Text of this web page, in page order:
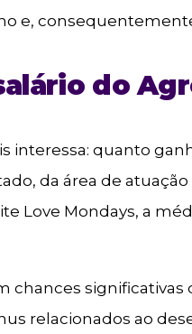
e,
do
interessa: quanto
da área de
Love Mondays, a
chances significativas
relacionados ao